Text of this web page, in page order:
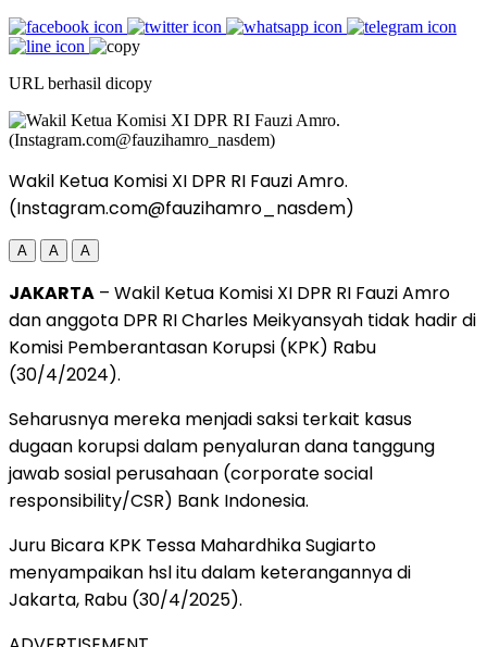
URL berhasil dicopy
Wakil Ketua Komisi XI DPR RI Fauzi Amro.
(Instagram.com@fauzihamro_nasdem)
A A A
JAKARTA – Wakil Ketua Komisi XI DPR RI Fauzi Amro
dan anggota DPR RI Charles Meikyansyah tidak hadir di
Komisi Pemberantasan Korupsi (KPK) Rabu
(30/4/2024).
Seharusnya mereka menjadi saksi terkait kasus
dugaan korupsi dalam penyaluran dana tanggung
jawab sosial perusahaan (corporate social
responsibility/CSR) Bank Indonesia.
Juru Bicara KPK Tessa Mahardhika Sugiarto
menyampaikan hsl itu dalam keterangannya di
Jakarta, Rabu (30/4/2025).